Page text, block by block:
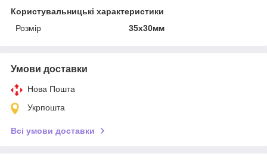
Користувальницькі характеристики
Розмір
35х30мм
Умови доставки
Нова Пошта
Укрпошта
Всі умови доставки